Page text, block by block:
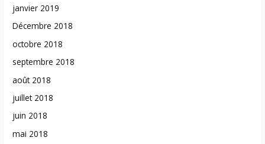
janvier 2019
Décembre 2018
octobre 2018
septembre 2018
août 2018
juillet 2018
juin 2018
mai 2018